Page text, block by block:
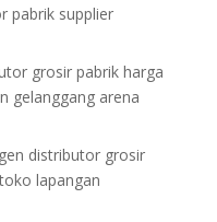
pabrik supplier
grosir pabrik harga
gelanggang arena
distributor grosir
lapangan